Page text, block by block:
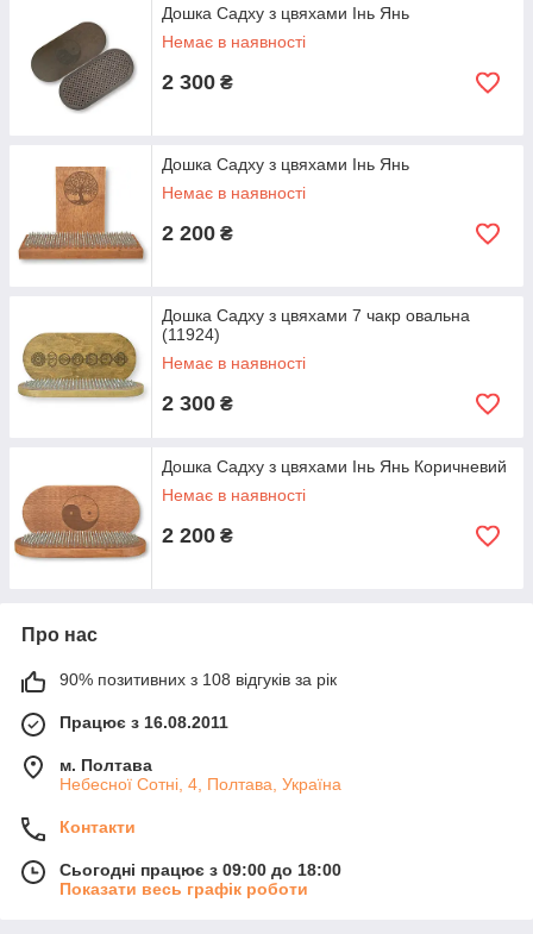
Дошка Садху з цвяхами Інь Янь
Немає в наявності
2 300 ₴
Дошка Садху з цвяхами Інь Янь
Немає в наявності
2 200 ₴
Дошка Садху з цвяхами 7 чакр овальна
(11924)
Немає в наявності
2 300 ₴
Дошка Садху з цвяхами Інь Янь Коричневий
Немає в наявності
2 200 ₴
Про нас
90% позитивних з 108 відгуків за рік
Працює з 16.08.2011
м. Полтава
Небесної Сотні, 4, Полтава, Україна
Контакти
Сьогодні працює з 09:00 до 18:00
Показати весь графік роботи